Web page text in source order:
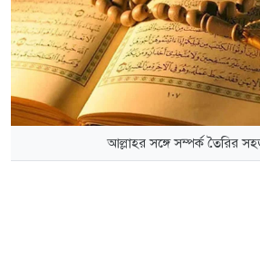
আল্লাহর সঙ্গে সম্পর্ক তৈরির